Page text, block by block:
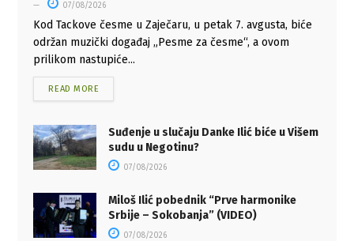
07/08/2026
Kod Tackove česme u Zaječaru, u petak 7. avgusta, biće
održan muzički događaj „Pesme za česme“, a ovom
prilikom nastupiće...
READ MORE
Suđenje u slučaju Danke Ilić biće u Višem
sudu u Negotinu?
07/08/2026
Miloš Ilić pobednik “Prve harmonike
Srbije – Sokobanja” (VIDEO)
07/08/2026